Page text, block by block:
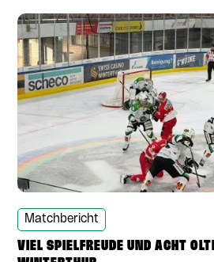
Matchbericht
VIEL SPIELFREUDE UND ACHT